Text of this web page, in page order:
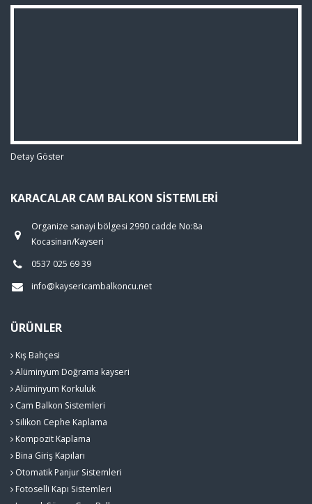
Detay Göster
KARACALAR CAM BALKON SISTEMLERI
Organize sanayi bölgesi 2990 cadde No:8a
Kocasinan/Kayseri
0537 025 69 39
info@kaysericambalkoncu.net
ÜRÜNLER
Kış Bahçesi
Alüminyum Doğrama kayseri
Alüminyum Korkuluk
Cam Balkon Sistemleri
Silikon Cephe Kaplama
Kompozit Kaplama
Bina Giriş Kapıları
Otomatik Panjur Sistemleri
Fotoselli Kapı Sistemleri